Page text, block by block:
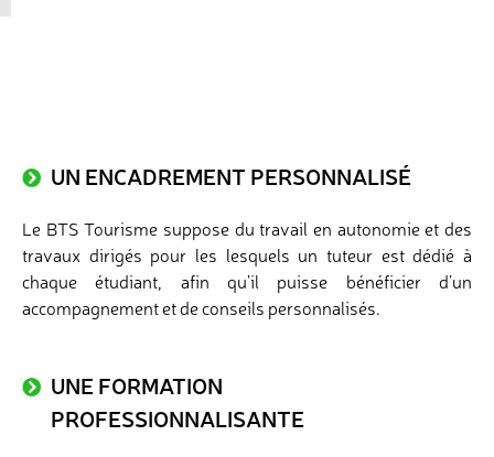
UN ENCADREMENT PERSONNALISÉ
Le BTS Tourisme suppose du travail en autonomie et des
travaux dirigés pour les lesquels un tuteur est dédié à
chaque étudiant, afin qu’il puisse bénéficier d’un
accompagnement et de conseils personnalisés.
UNE FORMATION
PROFESSIONNALISANTE